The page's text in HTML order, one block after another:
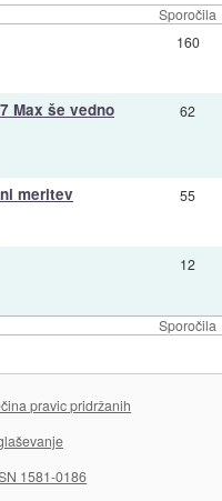
Sporočila
Sporočila
160
Max še vedno 62
meritev 55
12
pravic pridržanih
1581-0186